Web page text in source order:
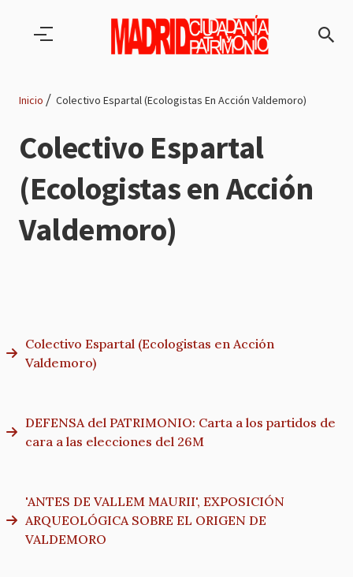
Ruta
de
navegación
Inicio Colectivo Espartal (Ecologistas En Acción Valdemoro)
Colectivo Espartal
(Ecologistas en Acción
Valdemoro)
Colectivo Espartal (Ecologistas en Acción
Valdemoro)
DEFENSA del PATRIMONIO: Carta a los partidos de
cara a las elecciones del 26M
'ANTES DE VALLEM MAURII', EXPOSICIÓN
ARQUEOLÓGICA SOBRE EL ORIGEN DE
VALDEMORO